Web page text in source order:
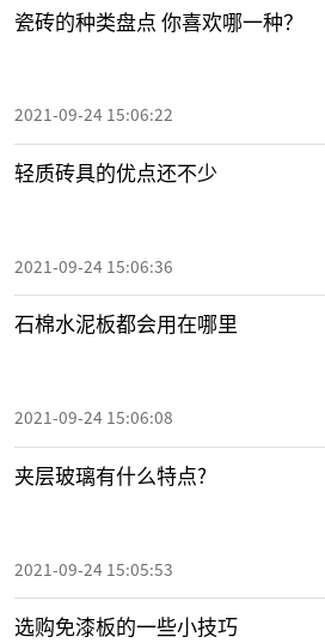
瓷砖的种类盘点 你喜欢哪一种？
2021-09-24 15:06:22
轻质砖具的优点还不少
2021-09-24 15:06:36
石棉水泥板都会用在哪里
2021-09-24 15:06:08
夹层玻璃有什么特点?
2021-09-24 15:05:53
选购免漆板的一些小技巧